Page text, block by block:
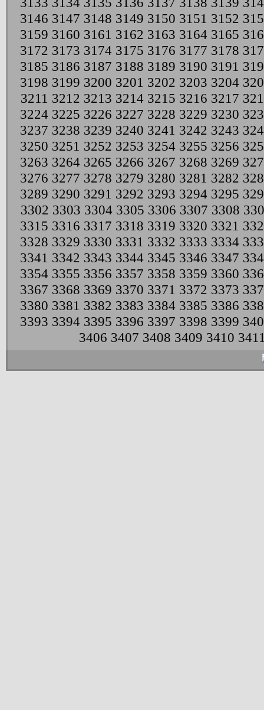
3146 3147 3148 3149 3150 3151 3152
3159 3160 3161 3162 3163 3164 3165
3172 3173 3174 3175 3176 3177 3178
3185 3186 3187 3188 3189 3190 3191
3198 3199 3200 3201 3202 3203 3204
3211 3212 3213 3214 3215 3216 3217
3224 3225 3226 3227 3228 3229 3230
3237 3238 3239 3240 3241 3242 3243
3250 3251 3252 3253 3254 3255 3256
3263 3264 3265 3266 3267 3268 3269
3276 3277 3278 3279 3280 3281 3282
3289 3290 3291 3292 3293 3294 3295
3302 3303 3304 3305 3306 3307 3308
3315 3316 3317 3318 3319 3320 3321
3328 3329 3330 3331 3332 3333 3334
3341 3342 3343 3344 3345 3346 3347
3354 3355 3356 3357 3358 3359 3360
3367 3368 3369 3370 3371 3372 3373
3380 3381 3382 3383 3384 3385 3386
3393 3394 3395 3396 3397 3398 3399
3406 3407 3408 3409 3410